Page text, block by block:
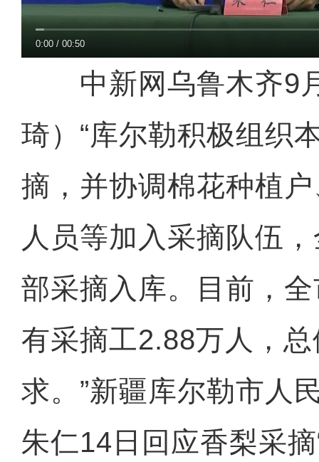
0:00 /00:50
中新网乌鲁木齐9
琦）“库尔勒积极组织
摘，并协调棉花种植
人员等加入采摘队伍
部采摘入库。目前，
有采摘工2.88万人，
求。”新疆库尔勒市人
朱仁14日回应香梨采